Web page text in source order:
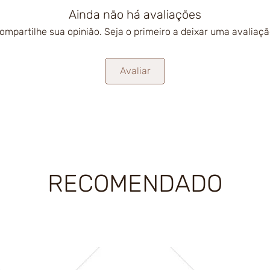
Ainda não há avaliações
sua opinião. Seja o primeiro a deixar uma
Avaliar
RECOMENDADO